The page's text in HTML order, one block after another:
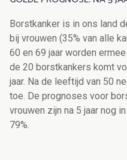
Borstkanker is in ons land
bij vrouwen (35% van alle
60 en 69 jaar worden
de 20 borstkankers komt
jaar. Na de leeftijd van 50
toe. De prognoses voor
vrouwen zijn na 5 jaar nog
79%.